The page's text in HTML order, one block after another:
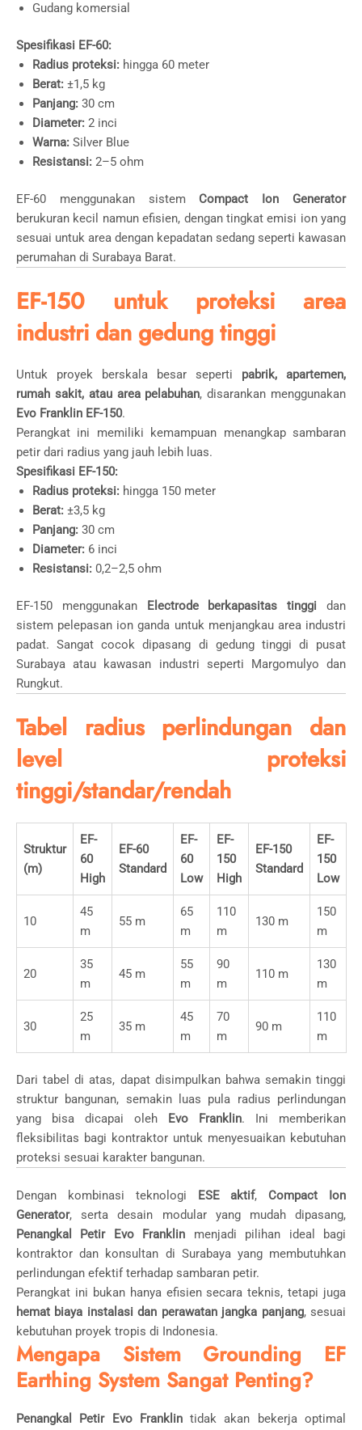
Gudang komersial
Spesifikasi EF-60:
Radius proteksi: hingga 60 meter
Berat: ±1,5 kg
Panjang: 30 cm
Diameter: 2 inci
Warna: Silver Blue
Resistansi: 2–5 ohm
EF-60 menggunakan sistem Compact Ion Generator
berukuran kecil namun efisien, dengan tingkat emisi ion yang
sesuai untuk area dengan kepadatan sedang seperti kawasan
perumahan di Surabaya Barat.
EF-150 untuk proteksi area
industri dan gedung tinggi
Untuk proyek berskala besar seperti pabrik, apartemen,
rumah sakit, atau area pelabuhan, disarankan menggunakan
Evo Franklin EF-150.
Perangkat ini memiliki kemampuan menangkap sambaran
petir dari radius yang jauh lebih luas.
Spesifikasi EF-150:
Radius proteksi: hingga 150 meter
Berat: ±3,5 kg
Panjang: 30 cm
Diameter: 6 inci
Resistansi: 0,2–2,5 ohm
EF-150 menggunakan Electrode berkapasitas tinggi dan
sistem pelepasan ion ganda untuk menjangkau area industri
padat. Sangat cocok dipasang di gedung tinggi di pusat
Surabaya atau kawasan industri seperti Margomulyo dan
Rungkut.
Tabel radius perlindungan dan
level proteksi
tinggi/standar/rendah
Struktur
(m)
EF-
60
High
EF-60
Standard
EF-
60
Low
EF-
150
High
EF-150
Standard
EF-
150
Low
10
45
m
55 m
65
m
110
m
130 m
150
m
20
35
m
45 m
55
m
90
m
110 m
130
m
30
25
m
35 m
45
m
70
m
90 m
110
m
Dari tabel di atas, dapat disimpulkan bahwa semakin tinggi
struktur bangunan, semakin luas pula radius perlindungan
yang bisa dicapai oleh
Evo Franklin. Ini memberikan
fleksibilitas bagi kontraktor untuk menyesuaikan kebutuhan
proteksi sesuai karakter bangunan.
Dengan kombinasi teknologi ESE aktif, Compact Ion
Generator, serta desain modular yang mudah dipasang,
Penangkal Petir Evo Franklin menjadi pilihan ideal bagi
kontraktor dan konsultan di Surabaya yang membutuhkan
perlindungan efektif terhadap sambaran petir.
Perangkat ini bukan hanya efisien secara teknis, tetapi juga
hemat biaya instalasi dan perawatan jangka panjang, sesuai
kebutuhan proyek tropis di Indonesia.
Mengapa Sistem Grounding EF
Earthing System Sangat Penting?
Penangkal Petir Evo Franklintidak akan bekerja optimal